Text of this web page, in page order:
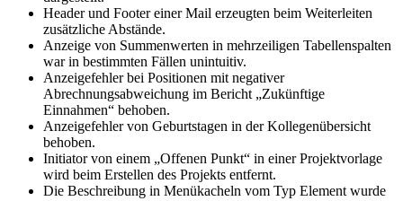
Header und Footer einer Mail erzeugten beim Weiterleiten
zusätzliche Abstände.
Anzeige von Summenwerten in mehrzeiligen Tabellenspalten
war in bestimmten Fällen unintuitiv.
Anzeigefehler bei Positionen mit negativer
Abrechnungsabweichung im Bericht „Zukünftige
Einnahmen“ behoben.
Anzeigefehler von Geburtstagen in der Kollegenübersicht
behoben.
Initiator von einem „Offenen Punkt“ in einer Projektvorlage
wird beim Erstellen des Projekts entfernt.
Die Beschreibung in Menükacheln vom Typ Element wurde